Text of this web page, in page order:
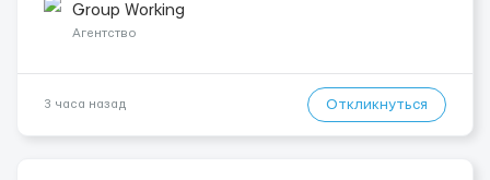
малярных работ (шпатлевка, грунтовка, покраска); -
Штукатурные работы ...
Group Working
Агентство
3 часа назад Откликнуться